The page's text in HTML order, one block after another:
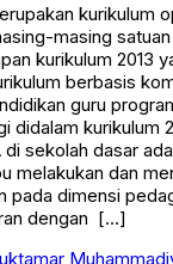
kurikulum
masing
kurikulum 2013
berbasis
guru
didalam kurikulum
di sekolah dasar
melakukan dan
pada dimensi
dengan […]